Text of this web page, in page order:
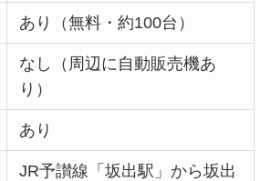
あり（無料・約100台）
なし（周辺に自動販売機あ
り）
あり
JR予讃線「坂出駅」から坂出